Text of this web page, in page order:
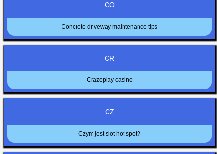
CO
Concrete driveway maintenance tips
CR
Crazeplay casino
CZ
Czym jest slot hot spot?